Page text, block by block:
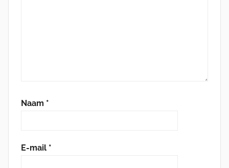
Naam *
E-mail *